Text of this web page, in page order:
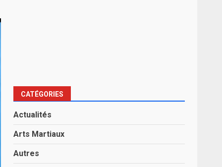
CATÉGORIES
Actualités
Arts Martiaux
Autres